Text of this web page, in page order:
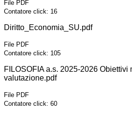
File PDF
Contatore click: 16
Diritto_Economia_SU.pdf
File PDF
Contatore click: 105
FILOSOFIA a.s. 2025-2026 Obiettivi
valutazione.pdf
File PDF
Contatore click: 60